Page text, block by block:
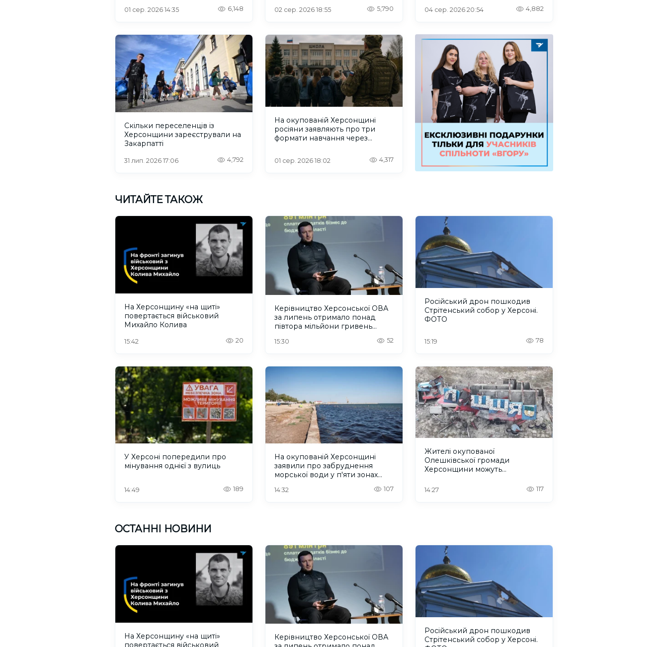
01 сер. 2026 14:35 6,148 02 сер. 2026 18:55 5,790 04 сер. 2026 20:54 4,882
Скільки переселенців із
Херсонщини зареєстрували на
Закарпатті
31 лип. 2026 17:06 4,792
На окупованій Херсонщині
росіяни заявляють про три
формати навчання через
01 сер. 2026 18:02 4,317
ЧИТАЙТЕ ТАКОЖ
На Херсонщину «на щиті»
повертається військовий
Михайло Колива
15:42 20
Керівництво Херсонської ОВА
за липень отримало понад
півтора мільйони гривень
15:30 52
Російський дрон пошкодив
Стрітенський собор у Херсоні.
ФОТО
15:19 78
У Херсоні попередили про
мінування однієї з вулиць
14:49 189
На окупованій Херсонщині
заявили про забруднення
морської води у п'яти зонах
14:32 107
Жителі окупованої
Олешківської громади
Херсонщини можуть
допомогу
14:27 117
ОСТАННІ НОВИНИ
На Херсонщину «на щиті»
повертається військовий
Керівництво Херсонської ОВА
Російський дрон пошкодив
Стрітенський собор у Херсоні.